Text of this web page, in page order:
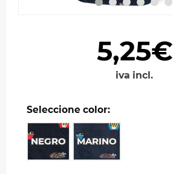
5,25€
iva incl.
Seleccione color:
NEGRO MARINO